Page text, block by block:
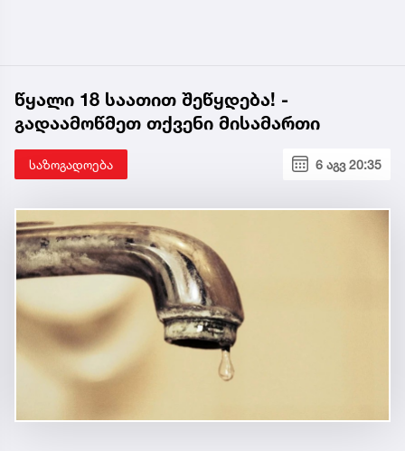
წყალი 18 საათით შეწყდება! -
გადაამოწმეთ თქვენი მისამართი
საზოგადოება 6 აგვ 20:35